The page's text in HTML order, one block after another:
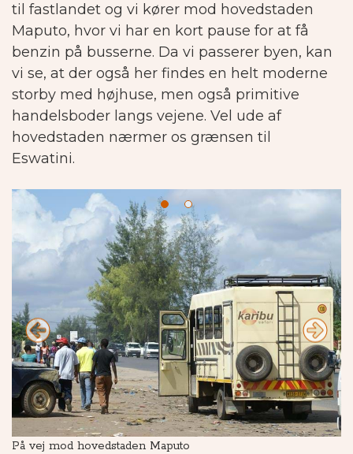
til fastlandet og vi kører mod hovedstaden
Maputo, hvor vi har en kort pause for at få
benzin på busserne. Da vi passerer byen, kan
vi se, at der også her findes en helt moderne
storby med højhuse, men også primitive
handelsboder langs vejene. Vel ude af
hovedstaden nærmer os grænsen til
Eswatini.
På vej mod hovedstaden Maputo